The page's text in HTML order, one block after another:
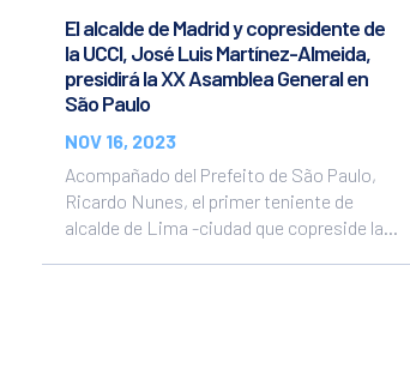
El alcalde de Madrid y copresidente de
la UCCI, José Luis Martínez-Almeida,
presidirá la XX Asamblea General en
São Paulo
NOV 16, 2023
Acompañado del Prefeito de São Paulo,
Ricardo Nunes, el primer teniente de
alcalde de Lima -ciudad que copreside la...